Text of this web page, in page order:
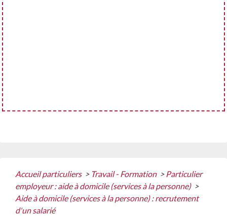
Accueil particuliers > Travail - Formation > Particulier
employeur : aide à domicile (services à la personne) >
Aide à domicile (services à la personne) : recrutement
d'un salarié